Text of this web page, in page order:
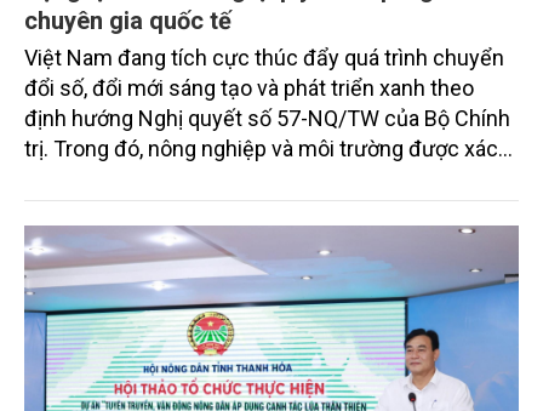
chuyên gia quốc tế
Việt Nam đang tích cực thúc đẩy quá trình chuyển
đổi số, đổi mới sáng tạo và phát triển xanh theo
định hướng Nghị quyết số 57-NQ/TW của Bộ Chính
trị. Trong đó, nông nghiệp và môi trường được xác
sắc bởi các tiến bộ công nghệ và cam kết bền vững
toàn cầu, đặc biệt là mục tiêu đưa phát thải ròng
bằng 0 (Net-Zero) vào năm 2050.